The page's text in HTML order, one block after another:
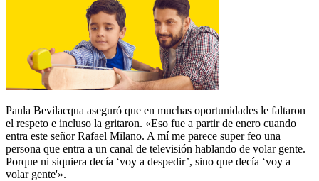
Paula Bevilacqua aseguró que en muchas oportunidades le faltaron
el respeto e incluso la gritaron. «Eso fue a partir de enero cuando
entra este señor Rafael Milano. A mí me parece super feo una
persona que entra a un canal de televisión hablando de volar gente.
Porque ni siquiera decía ‘voy a despedir’, sino que decía ‘voy a
volar gente'».